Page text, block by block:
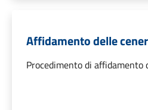
Affidamento delle
Procedimento di affidamento